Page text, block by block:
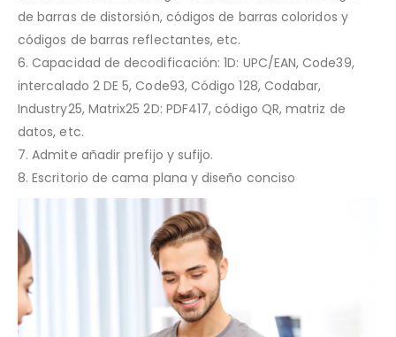
de barras de distorsión, códigos de barras coloridos y
códigos de barras reflectantes, etc.
6. Capacidad de decodificación: 1D: UPC/EAN, Code39,
intercalado 2 DE 5, Code93, Código 128, Codabar,
Industry25, Matrix25 2D: PDF417, código QR, matriz de
datos, etc.
7. Admite añadir prefijo y sufijo.
8. Escritorio de cama plana y diseño conciso